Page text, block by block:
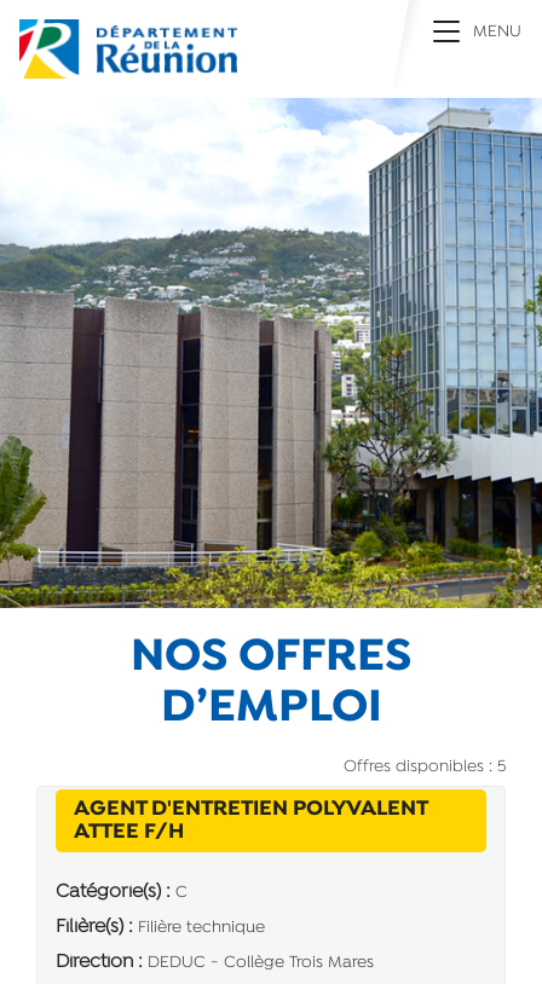
Toggle
MENU
NOS OFFRES
D’EMPLOI
Offres disponibles : 5
AGENT D'ENTRETIEN POLYVALENT
ATTEE F/H
Catégorie(s) : C
Filière(s) : Filière technique
Direction : DEDUC - Collège Trois Mares